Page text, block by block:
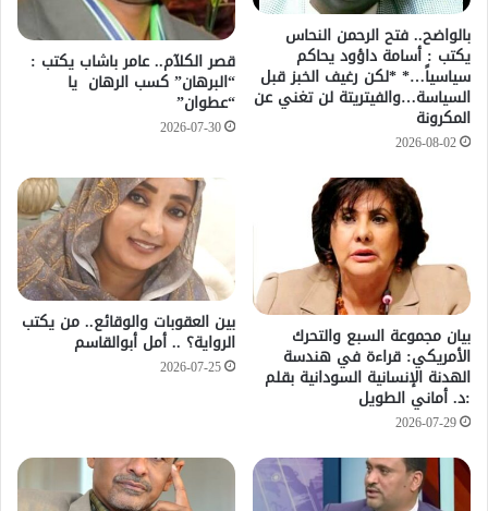
بالواضح.. فتح الرحمن النحاس
يكتب : أسامة داؤود يحاكم
سياسياً…* *لكن رغيف الخبز قبل
السياسة…والفيتريتة لن تغني عن
المكرونة
2026-08-02
قصر الكلآم.. عامر باشاب يكتب :
“البرهان” كسب الرهان يا
“عطوان”
2026-07-30
بيان مجموعة السبع والتحرك
الأمريكي: قراءة في هندسة
الهدنة الإنسانية السودانية بقلم
:د. أماني الطويل
2026-07-29
بين العقوبات والوقائع.. من يكتب
الرواية؟ .. أمل أبوالقاسم
2026-07-25